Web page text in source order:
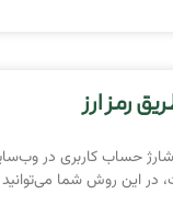
رمز ارز
حساب کاربری در
در این روش شما می‌توانید